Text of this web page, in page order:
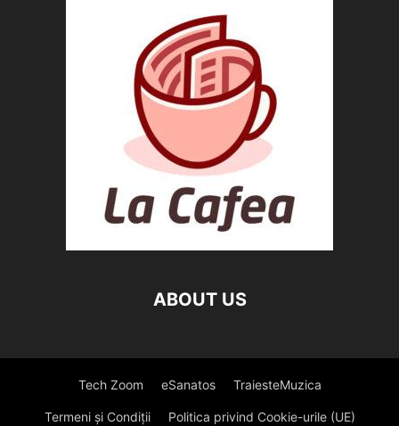
ABOUT US
Tech Zoom eSanatos TraiesteMuzica
Termeni și Condiții Politica privind Cookie-urile (UE)